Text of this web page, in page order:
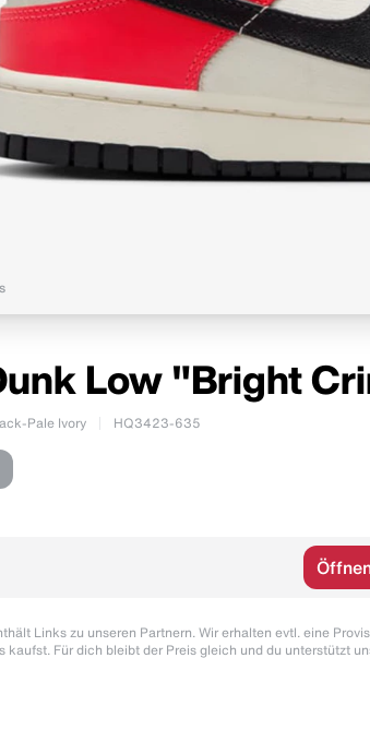
Low "Bright
Pale Ivory HQ3423-635
Links zu unseren Partnern. Wir erhalten evtl. eine
kaufst. Für dich bleibt der Preis gleich und du unterstützt